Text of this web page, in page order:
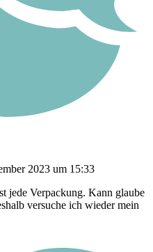
2023 um 15:33
jede Verpackung. Kann glaube
versuche ich wieder mein